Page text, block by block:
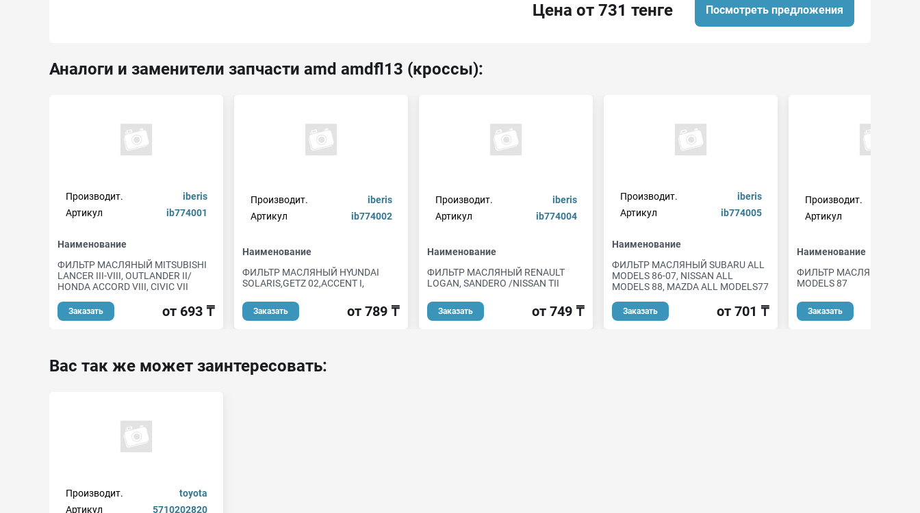
Цена от 731 тенге Посмотреть предложения
Аналоги и заменители запчасти amd amdfl13 (кроссы):
Производит.
iberis
Артикул
ib774001
Наименование
ФИЛЬТР МАСЛЯНЫЙ MITSUBISHI
LANCER III-VIII, OUTLANDER II/
HONDA ACCORD VIII, CIVIC VII
Заказать от 693 ₸
Производит.
iberis
Артикул
ib774002
Наименование
ФИЛЬТР МАСЛЯНЫЙ HYUNDAI
SOLARIS,GETZ 02,ACCENT I,
Заказать от 789 ₸
Производит.
iberis
Артикул
ib774004
Наименование
ФИЛЬТР МАСЛЯНЫЙ RENAULT
LOGAN, SANDERO /NISSAN TII
Заказать от 749 ₸
Производит.
iberis
Артикул
ib774005
Наименование
ФИЛЬТР МАСЛЯНЫЙ SUBARU ALL
MODELS 86-07, NISSAN ALL
MODELS 88, MAZDA ALL MODELS77
Заказать от 701 ₸
Производит.
Артикул
Наименование
ФИЛЬТР МАСЛЯНЫЙ
MODELS 87
Заказать
Вас так же может заинтересовать:
Производит.
toyota
Артикул
5710202820